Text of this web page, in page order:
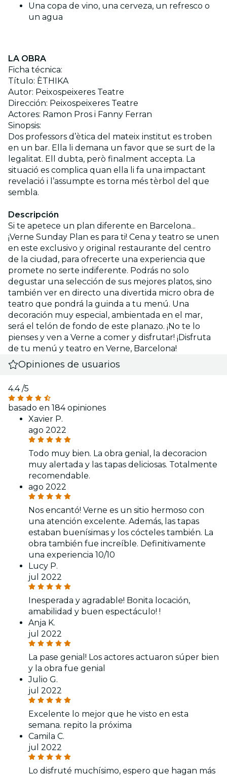
Una copa de vino, una cerveza, un refresco o
un agua
LA OBRA
Ficha técnica:
Título: ÈTHIKA
Autor: Peixospeixeres Teatre
Dirección: Peixospeixeres Teatre
Actores: Ramon Pros i Fanny Ferran
Sinopsis:
Dos professors d’ètica del mateix institut es troben
en un bar. Ella li demana un favor que se surt de la
legalitat. Ell dubta, però finalment accepta. La
situació es complica quan ella li fa una impactant
revelació i l’assumpte es torna més tèrbol del que
sembla.
Descripción
Si te apetece un plan diferente en Barcelona...
¡Verne Sunday Plan es para ti! Cena y teatro se unen
en este exclusivo y original restaurante del centro
de la ciudad, para ofrecerte una experiencia que
promete no serte indiferente. Podrás no solo
degustar una selección de sus mejores platos, sino
también ver en directo una divertida micro obra de
teatro que pondrá la guinda a tu menú. Una
decoración muy especial, ambientada en el mar,
será el telón de fondo de este planazo. ¡No te lo
pienses y ven a Verne a comer y disfrutar! ¡Disfruta
de tu menú y teatro en Verne, Barcelona!
Opiniones de usuarios
4.4/5
basado en 184 opiniones
Xavier P.
ago 2022
Todo muy bien. La obra genial, la decoracion
muy alertada y las tapas deliciosas. Totalmente
recomendable.
ago 2022
Nos encantó! Verne es un sitio hermoso con
una atención excelente. Además, las tapas
estaban buenísimas y los cócteles también. La
obra también fue increíble. Definitivamente
una experiencia 10/10
Lucy P.
jul 2022
Inesperada y agradable! Bonita locación,
amabilidad y buen espectáculo! !
Anja K.
jul 2022
La pase genial! Los actores actuaron súper bien
y la obra fue genial
Julio G.
jul 2022
Excelente lo mejor que he visto en esta
semana. repito la próxima
Camila C.
jul 2022
Lo disfruté muchísimo, espero que hagan más